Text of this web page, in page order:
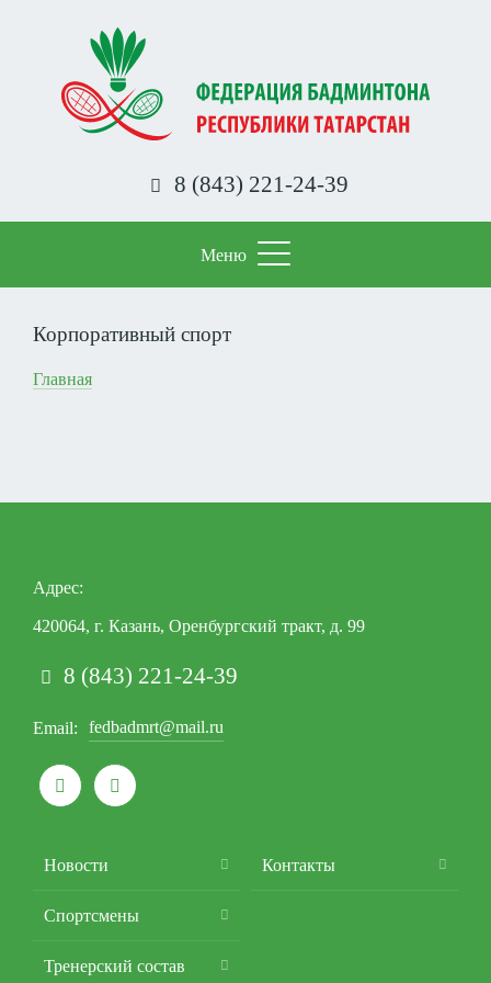
содержанию
8 (843) 221-24-39
Меню
Корпоративный спорт
Строка
Главная
Адрес
420064, г. Казань, Оренбургский тракт, д. 99
8 (843) 221-24-39
Email fedbadmrt@mail.ru
 
Подвал
Новости
Спортсмены
Тренерский состав
Контакты